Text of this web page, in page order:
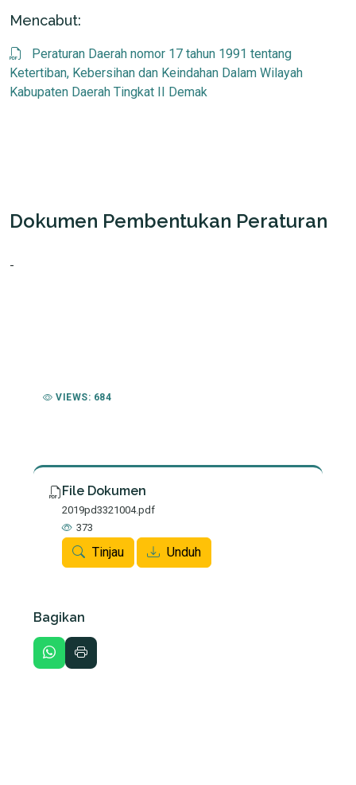
Mencabut:
Peraturan Daerah nomor 17 tahun 1991 tentang
Ketertiban, Kebersihan dan Keindahan Dalam Wilayah
Kabupaten Daerah Tingkat II Demak
Dokumen Pembentukan Peraturan
-
VIEWS: 684
File Dokumen
2019pd3321004.pdf
373
Tinjau Unduh
Bagikan